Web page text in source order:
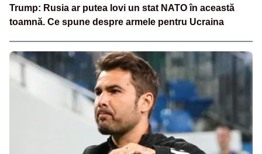
Trump: Rusia ar putea lovi un stat NATO în această
toamnă. Ce spune despre armele pentru Ucraina